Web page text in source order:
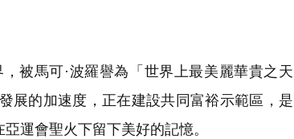
被馬可·波羅譽為「世界上最美麗華貴之天
展的加速度，正在建設共同富裕示範區，是
運會聖火下留下美好的記憶。